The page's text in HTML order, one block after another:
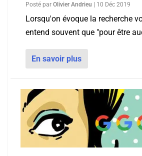
Posté par Olivier Andrieu | 10 Déc 2019
Lorsqu'on évoque la recherche
entend souvent que "pour être
En savoir plus